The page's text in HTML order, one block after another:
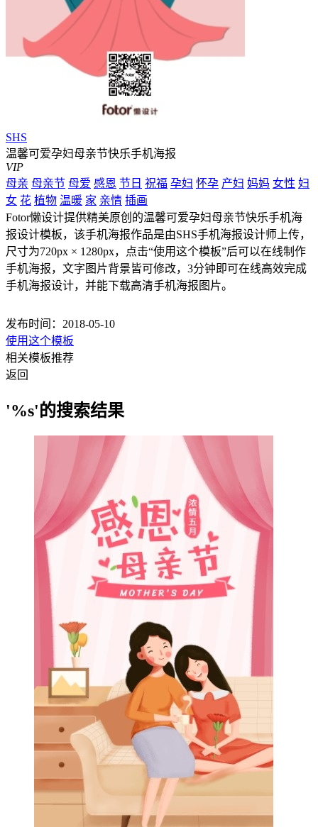
SHS
温馨可爱孕妇母亲节快乐手机海报
VIP
母亲 母亲节 母爱 感恩 节日 祝福 孕妇 怀孕 产妇 妈妈 女性 妇
女 花 植物 温暖 家 亲情 插画
Fotor懒设计提供精美原创的温馨可爱孕妇母亲节快乐手机海
报设计模板，该手机海报作品是由SHS手机海报设计师上传，
尺寸为720px × 1280px，点击“使用这个模板”后可以在线制作
手机海报，文字图片背景皆可修改，3分钟即可在线高效完成
手机海报设计，并能下载高清手机海报图片。
发布时间：2018-05-10
使用这个模板
相关模板推荐
返回
'%s'的搜索结果